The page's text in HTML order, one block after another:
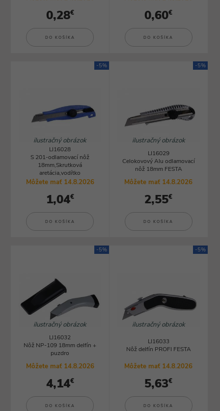
0,28€
DO KOŠÍKA
0,60€
DO KOŠÍKA
-5%
ilustračný obrázok
LI16028
S 201-odlamovací nôž
18mm,Skrutková
aretácia,vodítko
Môžete mať 14.8.2026
1,04€
DO KOŠÍKA
-5%
ilustračný obrázok
LI16029
Celokovový Alu odlamovací
nôž 18mm FESTA
Môžete mať 14.8.2026
2,55€
DO KOŠÍKA
-5%
ilustračný obrázok
LI16032
Nôž NP-109 18mm delfín +
puzdro
Môžete mať 14.8.2026
4,14€
DO KOŠÍKA
-5%
ilustračný obrázok
LI16033
Nôž delfín PROFI FESTA
Môžete mať 14.8.2026
5,63€
DO KOŠÍKA